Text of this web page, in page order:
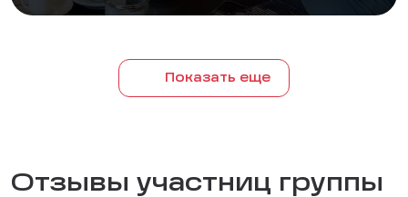
Показать еще
Отзывы участниц группы